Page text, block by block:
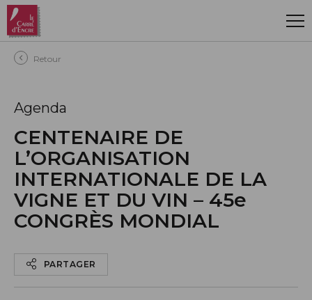
Aller au contenu principal
Retour
Agenda
CENTENAIRE DE
L’ORGANISATION
INTERNATIONALE DE LA
VIGNE ET DU VIN – 45e
CONGRÈS MONDIAL
PARTAGER